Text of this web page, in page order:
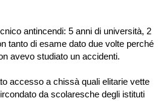
antincendi: 5 anni di università, 2
tanto di esame dato due volte perché
avevo studiato un accidenti.
accesso a chissà quali elitarie vette
da scolaresche degli istituti